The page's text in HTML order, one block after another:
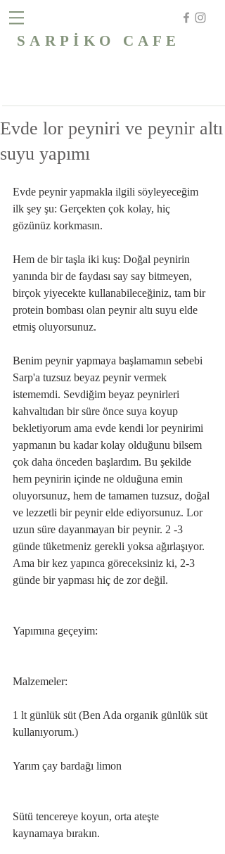
SARPİKO CAFE
Evde lor peyniri ve peynir altı
suyu yapımı
Evde peynir yapmakla ilgili söyleyeceğim
ilk şey şu: Gerçekten çok kolay, hiç
gözünüz korkmasın.
Hem de bir taşla iki kuş: Doğal peynirin
yanında bir de faydası say say bitmeyen,
birçok yiyecekte kullanabileceğiniz, tam bir
protein bombası olan peynir altı suyu elde
etmiş oluyorsunuz.
Benim peynir yapmaya başlamamın sebebi
Sarp'a tuzsuz beyaz peynir vermek
istememdi. Sevdiğim beyaz peynirleri
kahvaltıdan bir süre önce suya koyup
bekletiyorum ama evde kendi lor peynirimi
yapmanın bu kadar kolay olduğunu bilsem
çok daha önceden başlardım. Bu şekilde
hem peynirin içinde ne olduğuna emin
oluyorsunuz, hem de tamamen tuzsuz, doğal
ve lezzetli bir peynir elde ediyorsunuz. Lor
uzun süre dayanmayan bir peynir. 2 -3
günde tüketmeniz gerekli yoksa ağırlaşıyor.
Ama bir kez yapınca göreceksiniz ki, 2-3
günde bir yapması hiç de zor değil.
Yapımına geçeyim:
Malzemeler:
1 lt günlük süt (Ben Ada organik günlük süt
kullanıyorum.)
Yarım çay bardağı limon
Sütü tencereye koyun, orta ateşte
kaynamaya bırakın.